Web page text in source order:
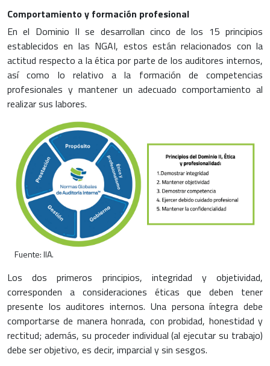
Comportamiento y formación profesional
En el Dominio II se desarrollan cinco de los 15 principios
establecidos en las NGAI, estos están relacionados con la
actitud respecto a la ética por parte de los auditores internos,
así como lo relativo a la formación de competencias
profesionales y mantener un adecuado comportamiento al
realizar sus labores.
Fuente: IIA.
Los dos primeros principios, integridad y objetividad,
corresponden a consideraciones éticas que deben tener
presente los auditores internos. Una persona íntegra debe
comportarse de manera honrada, con probidad, honestidad y
rectitud; además, su proceder individual (al ejecutar su trabajo)
debe ser objetivo, es decir, imparcial y sin sesgos.